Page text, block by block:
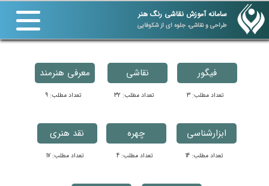
سامانه آموزش نقاشی رنگ هنر
طراحی و نقاشی، جلوه ای از شکوفایی
فیگور
تعداد مطلب: 3
نقاشی
تعداد مطلب: 32
معرفی هنرمند
تعداد مطلب: 9
ابزارشناسی
تعداد مطلب: 14
چهره
تعداد مطلب: 4
نقد هنری
تعداد مطلب: 17